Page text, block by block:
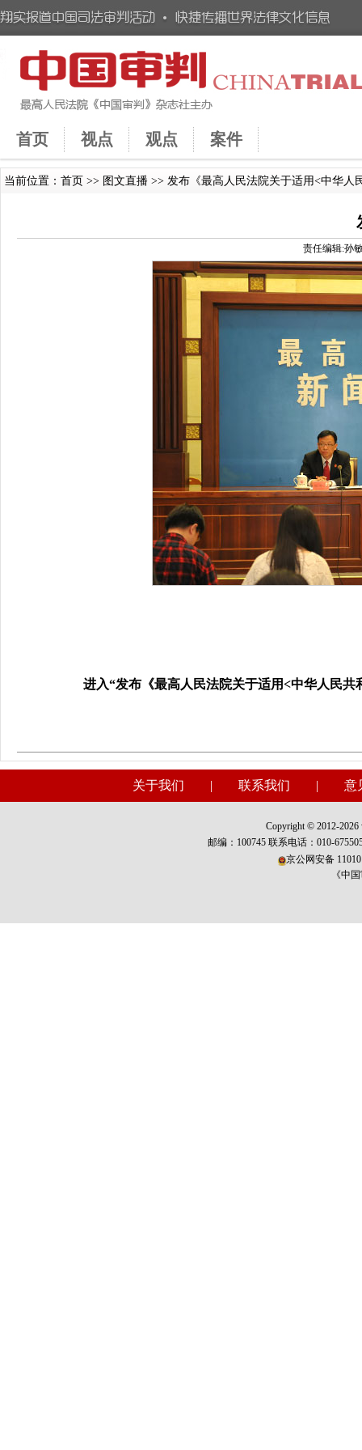
首页 视点 观点 案件
当前位置： 首页 >> 图文直播 >> 发布《最高人民法院关于适用<中华人
责任编辑:孙
进入“发布《最高人民法院关于适用<中华人民
关于我们 | 联系我们 | 意
Copyright © 2012-2026
邮编：100745 联系电话：010-
京公网安备
《中